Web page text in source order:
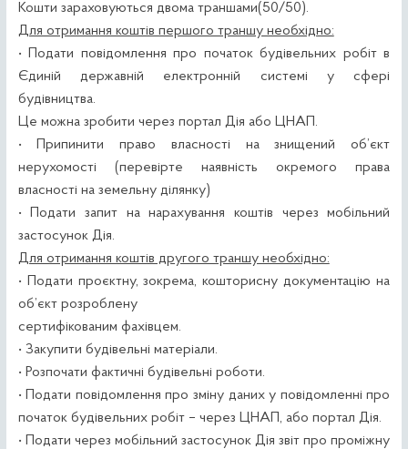
Кошти зараховуються двома траншами(50/50).
Для отримання коштів першого траншу необхідно:
• Подати повідомлення про початок будівельних робіт в
Єдиній державній електронній системі у сфері
будівництва.
Це можна зробити через портал Дія або ЦНАП.
• Припинити право власності на знищений об’єкт
нерухомості (перевірте наявність окремого права
власності на земельну ділянку)
• Подати запит на нарахування коштів через мобільний
застосунок Дія.
Для отримання коштів другого траншу необхідно:
• Подати проєктну, зокрема, кошторисну документацію на
об’єкт розроблену
сертифікованим фахівцем.
• Закупити будівельні матеріали.
• Розпочати фактичні будівельні роботи.
• Подати повідомлення про зміну даних у повідомленні про
початок будівельних робіт – через ЦНАП, або портал Дія.
• Подати через мобільний застосунок Дія звіт про проміжну